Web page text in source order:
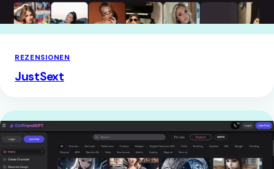
REZENSIONEN
JustSext